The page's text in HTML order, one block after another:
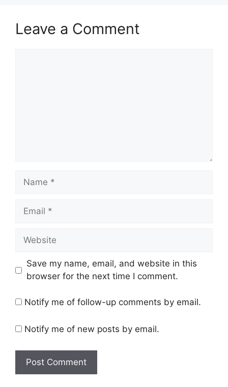
Leave a Comment
Name
Email
Website
Save my name, email, and website in this
browser for the next time I comment.
Notify me of follow-up comments by email.
Notify me of new posts by email.